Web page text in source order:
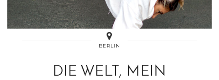
BERLIN
DIE WELT, MEIN